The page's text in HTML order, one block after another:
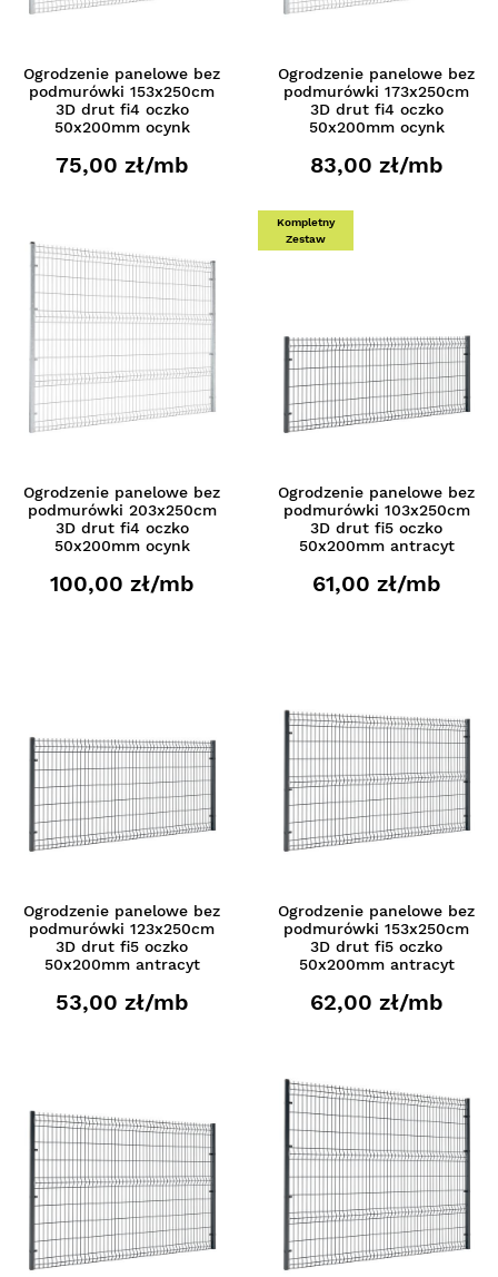
Ogrodzenie panelowe bez
podmurówki 153x250cm
3D drut fi4 oczko
50x200mm ocynk
75,00 zł/mb
Ogrodzenie panelowe bez
podmurówki 173x250cm
3D drut fi4 oczko
50x200mm ocynk
83,00 zł/mb
Ogrodzenie panelowe bez
podmurówki 203x250cm
3D drut fi4 oczko
50x200mm ocynk
100,00 zł/mb
Kompletny
Zestaw
Ogrodzenie panelowe bez
podmurówki 103x250cm
3D drut fi5 oczko
50x200mm antracyt
61,00 zł/mb
Ogrodzenie panelowe bez
podmurówki 123x250cm
3D drut fi5 oczko
50x200mm antracyt
53,00 zł/mb
Ogrodzenie panelowe bez
podmurówki 153x250cm
3D drut fi5 oczko
50x200mm antracyt
62,00 zł/mb